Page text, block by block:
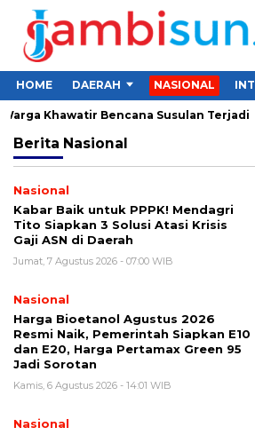
HOME DAERAH NASIONAL
Khawatir Bencana Susulan Terjadi
Berita Nasional
Nasional
Kabar Baik untuk PPPK! Mendagri
Tito Siapkan 3 Solusi Atasi Krisis
Gaji ASN di Daerah
Jumat, 7 Agustus 2026 - 07:00 WIB
Nasional
Harga Bioetanol Agustus 2026
Resmi Naik, Pemerintah Siapkan E10
dan E20, Harga Pertamax Green 95
Jadi Sorotan
Kamis, 6 Agustus 2026 - 14:01 WIB
Nasional